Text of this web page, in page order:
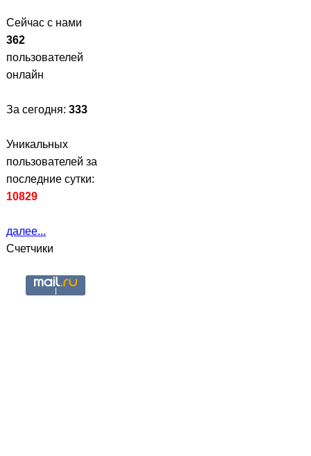
Сейчас с нами
362
пользователей
онлайн
За сегодня: 333
Уникальных
пользователей за
последние сутки:
10829
далее...
Счетчики